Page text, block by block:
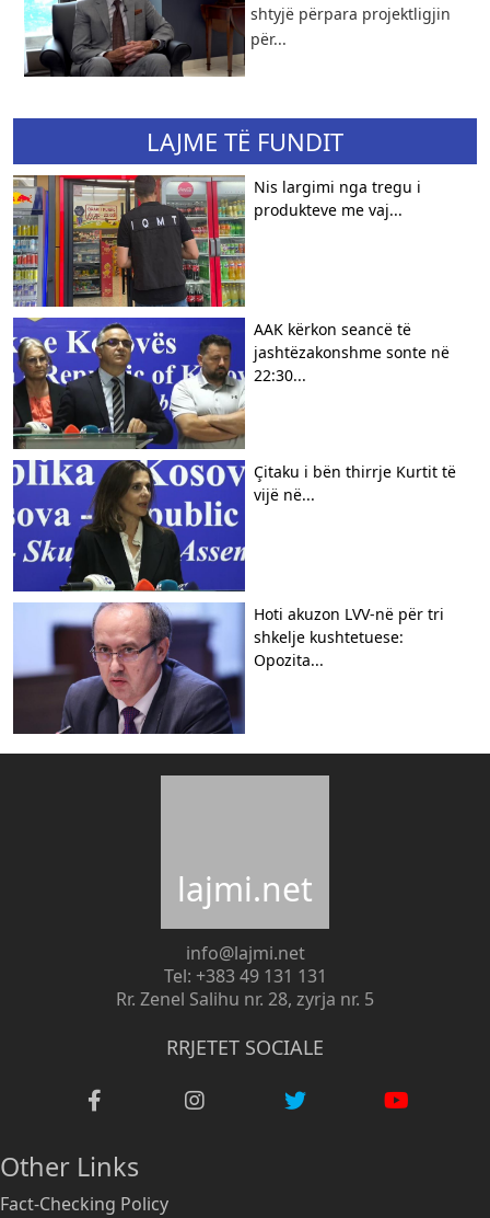
shtyjë përpara projektligjin
për...
LAJME TË FUNDIT
Nis largimi nga tregu i
produkteve me vaj...
AAK kërkon seancë të
jashtëzakonshme sonte në
22:30...
Çitaku i bën thirrje Kurtit të
vijë në...
Hoti akuzon LVV-në për tri
shkelje kushtetuese:
Opozita...
lajmi.net
info@lajmi.net
Tel: +383 49 131 131
Rr. Zenel Salihu nr. 28, zyrja nr. 5
RRJETET SOCIALE
Other Links
Fact-Checking Policy